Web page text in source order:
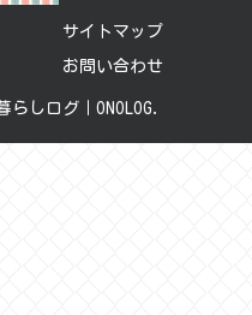
サイトマップ
お問い合わせ
しログ｜ONOLOG.